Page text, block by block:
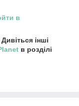
в
інші
в розділі